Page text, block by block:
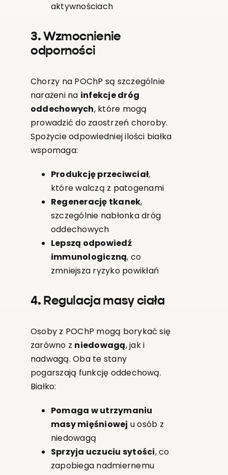
aktywnościach
3. Wzmocnienie
odporności
Chorzy na POChP są szczególnie
narażeni na infekcje dróg
oddechowych, które mogą
prowadzić do zaostrzeń choroby.
Spożycie odpowiedniej ilości białka
wspomaga:
Produkcję przeciwciał,
które walczą z patogenami
Regenerację tkanek,
szczególnie nabłonka dróg
oddechowych
Lepszą odpowiedź
immunologiczną, co
zmniejsza ryzyko powikłań
4. Regulacja masy ciała
Osoby z POChP mogą borykać się
zarówno z niedowagą, jak i
nadwagą. Oba te stany
pogarszają funkcję oddechową.
Białko:
Pomaga w utrzymaniu
masy mięśniowej u osób z
niedowagą
Sprzyja uczuciu sytości, co
zapobiega nadmiernemu